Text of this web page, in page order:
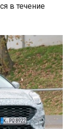
в течение